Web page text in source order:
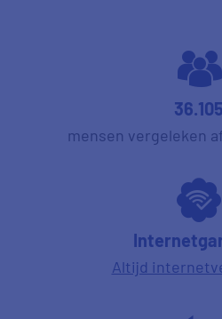
36.105
mensen vergeleken
Altijd